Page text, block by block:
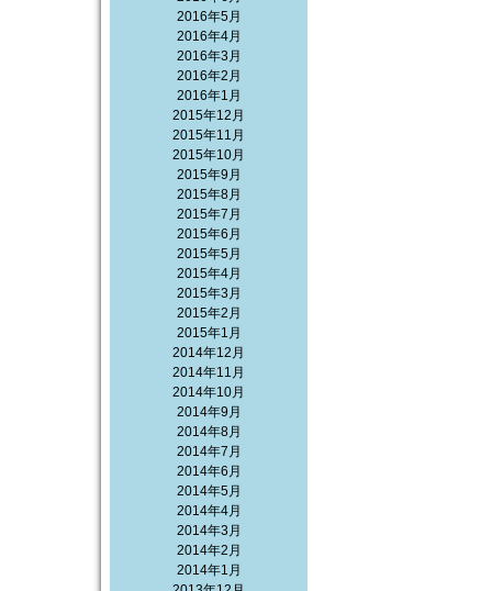
2016年5月
2016年4月
2016年3月
2016年2月
2016年1月
2015年12月
2015年11月
2015年10月
2015年9月
2015年8月
2015年7月
2015年6月
2015年5月
2015年4月
2015年3月
2015年2月
2015年1月
2014年12月
2014年11月
2014年10月
2014年9月
2014年8月
2014年7月
2014年6月
2014年5月
2014年4月
2014年3月
2014年2月
2014年1月